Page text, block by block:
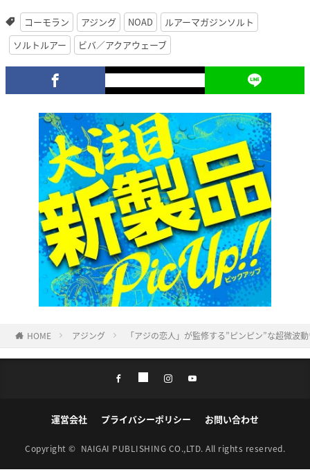
コーモラン アジング NOAD
ルアーマガジンソルト
ソルトルアー
ビバ／アクアウェーブ
HOME アジング 「アジの恋人」が監修する”ピンピン”な超微波
運営会社 プライバシーポリシー お問い合わせ
Copyright © NAIGAI PUBLISHING CO.,LTD. All rights reserved.